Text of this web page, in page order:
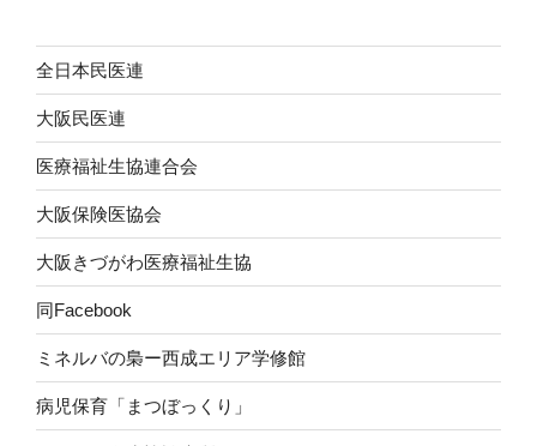
全日本民医連
大阪民医連
医療福祉生協連合会
大阪保険医協会
大阪きづがわ医療福祉生協
同Facebook
ミネルバの梟ー西成エリア学修館
病児保育「まつぼっくり」